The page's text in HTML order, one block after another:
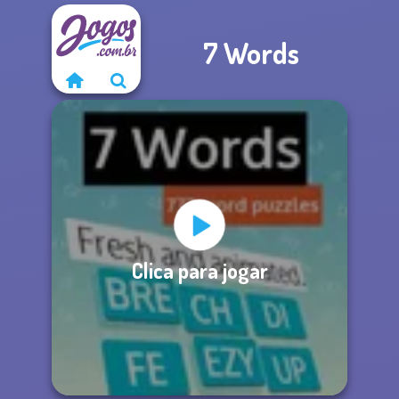
7 Words
Clica para jogar